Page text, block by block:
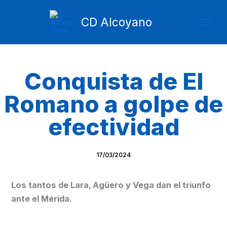
CD Alcoyano
Conquista de El
Romano a golpe de
efectividad
17/03/2024
Los tantos de Lara, Agüero y Vega dan el triunfo
ante el Mérida.